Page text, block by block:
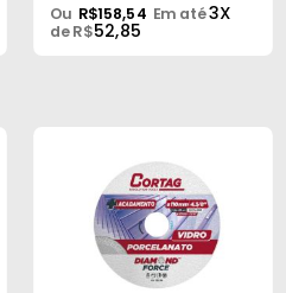
Ou R$158,54 Em até3X
de R$52,85